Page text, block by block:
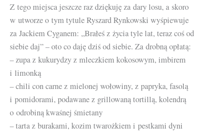
Z tego miejsca jeszcze raz dziękuję za dary losu, a skoro
w utworze o tym tytule Ryszard Rynkowski wyśpiewuje
za Jackiem Cyganem: „Brałeś z życia tyle lat, teraz coś od
siebie daj” – oto co daję dziś od siebie. Za drobną opłatą:
– zupa z kukurydzy z mleczkiem kokosowym, imbirem
i limonką
– chili con carne z mielonej wołowiny, z papryka, fasolą
i pomidorami, podawane z grillowaną tortillą, kolendrą
o odrobiną kwaśnej śmietany
– tarta z burakami, kozim twarożkiem i pestkami dyni